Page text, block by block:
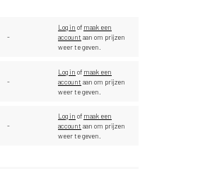
-
Log in of maak een
account aan om prijzen
weer te geven.
-
Log in of maak een
account aan om prijzen
weer te geven.
-
Log in of maak een
account aan om prijzen
weer te geven.